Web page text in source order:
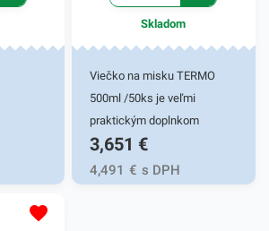
sťahovania. Vrecia sú tiež
vhodné na balenie výrobkov
pred navlhnutím, vyschnutím
či znečistením.
Skladom
Viečko na misku TERMO
500ml /50ks je veľmi
praktickým doplnkom
rôznych gastronomických
reštaurácií a iných
potravinových prevádzok.
3,651 €
4,491 € s DPH